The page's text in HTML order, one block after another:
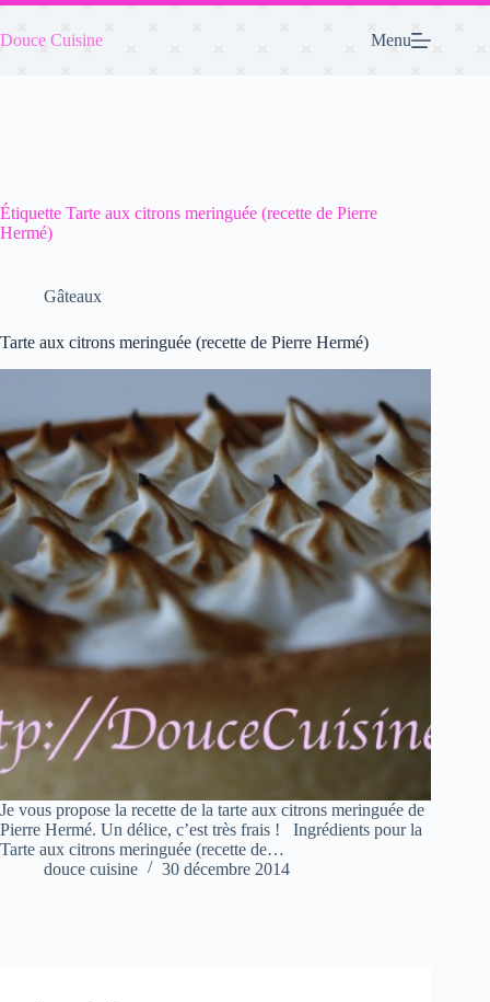
Passer
contenu
Douce Cuisine Menu
Étiquette Tarte aux citrons meringuée (recette de Pierre
Hermé)
Gâteaux
Tarte aux citrons meringuée (recette de Pierre Hermé)
Je vous propose la recette de la tarte aux citrons meringuée de
Pierre Hermé. Un délice, c’est très frais ! Ingrédients pour la
Tarte aux citrons meringuée (recette de…
douce cuisine
30 décembre 2014